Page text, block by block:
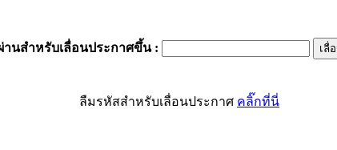
านสำหรับเลื่อนประกาศขึ้น:
ลืมรหัสสำหรับเลื่อนประกาศ คลิ๊กที่นี่